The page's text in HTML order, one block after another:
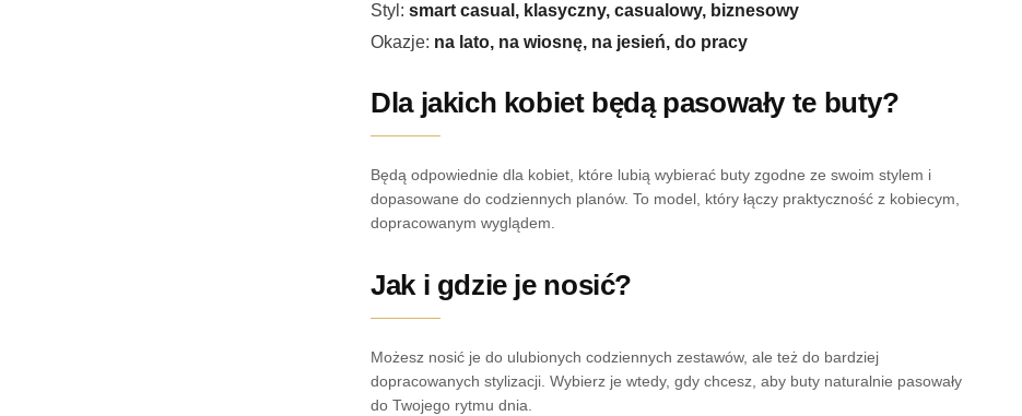
Styl:smart casual, klasyczny, casualowy, biznesowy
Okazje: na lato, na wiosnę, na jesień, do pracy
Dla jakich kobiet będą pasowały te buty?
Będą odpowiednie dla kobiet, które lubią wybierać buty zgodne ze swoim stylem i
dopasowane do codziennych planów. To model, który łączy praktyczność z kobiecym,
dopracowanym wyglądem.
Jak i gdzie je nosić?
Możesz nosić je do ulubionych codziennych zestawów, ale też do bardziej
dopracowanych stylizacji. Wybierz je wtedy, gdy chcesz, aby buty naturalnie pasowały
do Twojego rytmu dnia.